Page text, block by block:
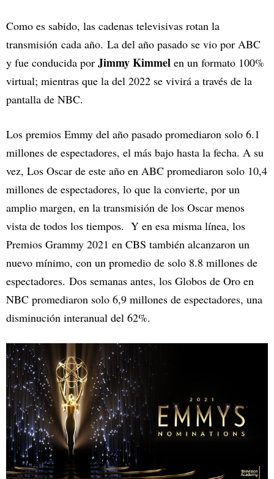
Como es sabido, las cadenas televisivas rotan la
transmisión cada año. La del año pasado se vio por ABC
y fue conducida por Jimmy Kimmel en un formato 100%
virtual; mientras que la del 2022 se vivirá a través de la
pantalla de NBC.
Los premios Emmy del año pasado promediaron solo 6.1
millones de espectadores, el más bajo hasta la fecha. A su
vez, Los Oscar de este año en ABC promediaron solo 10,4
millones de espectadores, lo que la convierte, por un
amplio margen, en la transmisión de los Oscar menos
vista de todos los tiempos. Y en esa misma línea, los
Premios Grammy 2021 en CBS también alcanzaron un
nuevo mínimo, con un promedio de solo 8.8 millones de
espectadores. Dos semanas antes, los Globos de Oro en
NBC promediaron solo 6,9 millones de espectadores, una
disminución interanual del 62%.